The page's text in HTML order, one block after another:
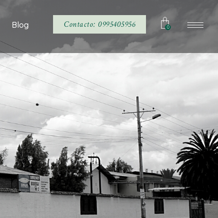
Blog
Noticias
Contacto: 0995405956 0
Noticias